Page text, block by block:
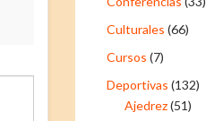
Culturales (66)
Cursos (7)
Deportivas (132)
Ajedrez(51)